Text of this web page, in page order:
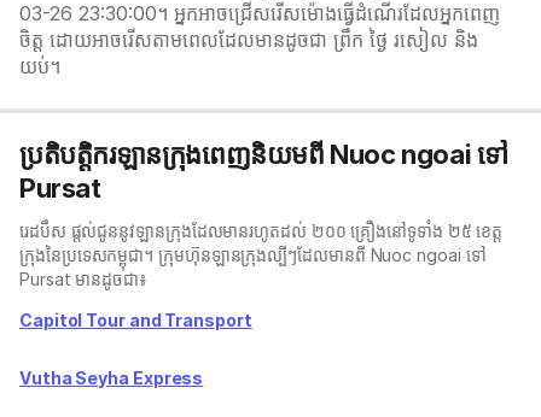
03-26 23:30:00។ អ្នកអាចជ្រើសរើសម៉ោងធ្វើដំណើរដែលអ្នកពេញ
ចិត្ត ដោយអាចរើសតាមពេលដែលមានដូចជា ព្រឹក ថ្ងៃ រសៀល និង
យប់។
ប្រតិបត្តិករឡានក្រុងពេញនិយមពី Nuoc ngoai ទៅ
Pursat
រេដបឹស ផ្តល់ជូននូវឡានក្រុងដែលមានរហូតដល់ ២០០ គ្រឿងនៅទូទាំង ២៥ ខេត្ត
ក្រុងនៃប្រទេសកម្ពុជា។ ក្រុមហ៊ុនឡានក្រុងល្បីៗដែលមានពី Nuoc ngoai ទៅ
Pursat មានដូចជា៖
Capitol Tour and Transport
Vutha Seyha Express